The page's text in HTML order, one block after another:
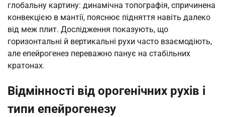
глобальну картину: динамічна топографія, спричинена
конвекцією в мантії, пояснює підняття навіть далеко
від меж плит. Дослідження показують, що
горизонтальні й вертикальні рухи часто взаємодіють,
але епейрогенез переважно панує на стабільних
кратонах.
Відмінності від орогенічних рухів і
типи епейрогенезу